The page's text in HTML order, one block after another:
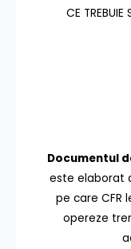
CE TREBUIE
Documentul
este elaborat
pe care CFR
opereze